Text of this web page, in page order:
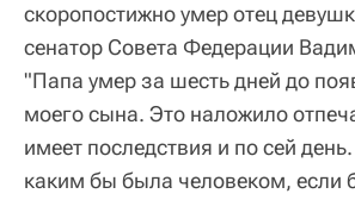
скоропостижно умер отец
сенатор Совета Федерации
"Папа умер за шесть дней до
моего сына. Это наложило
имеет последствия и по сей
каким бы была человеком, если